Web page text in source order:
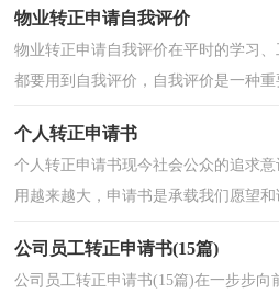
物业转正申请自我评价
物业转正申请自我评价在平时的学习
都要用到自我评价，自我评价是一种
个人转正申请书
个人转正申请书现今社会公众的追求
用越来越大，申请书是承载我们愿望
公司员工转正申请书(15篇)
公司员工转正申请书(15篇)在一步步